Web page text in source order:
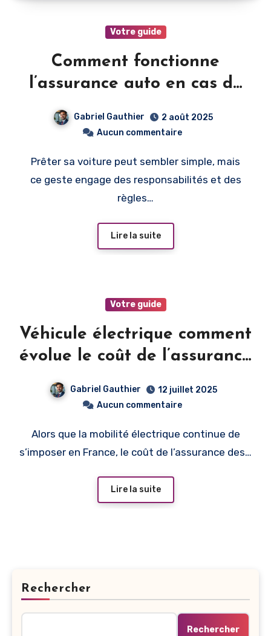
Votre guide
Comment fonctionne
l’assurance auto en cas de
Gabriel Gauthier
2 août 2025
Aucun commentaire
Prêter sa voiture peut sembler simple, mais
ce geste engage des responsabilités et des
règles…
Lire la suite
Votre guide
Véhicule électrique comment
évolue le coût de l’assurance
Gabriel Gauthier
12 juillet 2025
Aucun commentaire
Alors que la mobilité électrique continue de
s’imposer en France, le coût de l’assurance des…
Lire la suite
Rechercher
Rechercher